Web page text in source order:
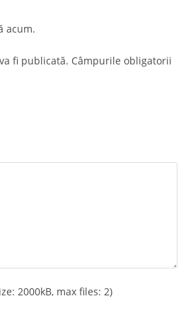
acum.
fi publicată. Câmpurile obligatorii
2000kB, max files: 2)